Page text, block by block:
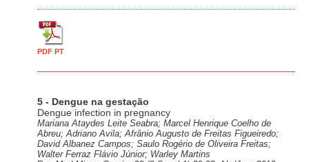
PDF PT
5 - Dengue na gestação
Dengue infection in pregnancy
Mariana Ataydes Leite Seabra; Marcel Henrique Coelho de
Abreu; Adriano Avila; Afrânio Augusto de Freitas Figueiredo;
David Albanez Campos; Saulo Rogério de Oliveira Freitas;
Walter Ferraz Flávio Júnior; Warley Martins